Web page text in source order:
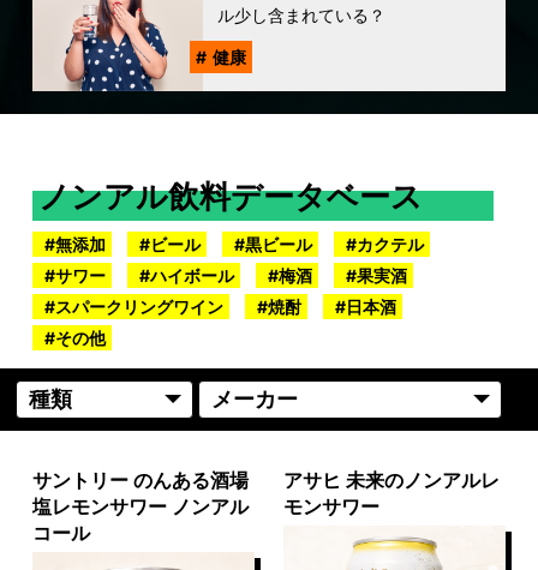
ル少し含まれている？
健康
ノンアル飲料データベース
無添加 ビール 黒ビール
カクテル
サワー
ハイボール 梅酒
果実酒
スパークリングワイン
焼酎
日本酒
その他
サントリー のんある酒場
塩レモンサワー ノンアル
コール
アサヒ 未来のノンアルレ
モンサワー